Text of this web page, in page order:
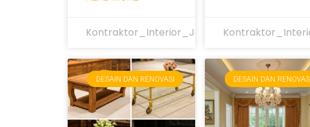
Kontraktor_Interior_Jakarta
DESAIN DAN RENOVASI DESAIN DAN